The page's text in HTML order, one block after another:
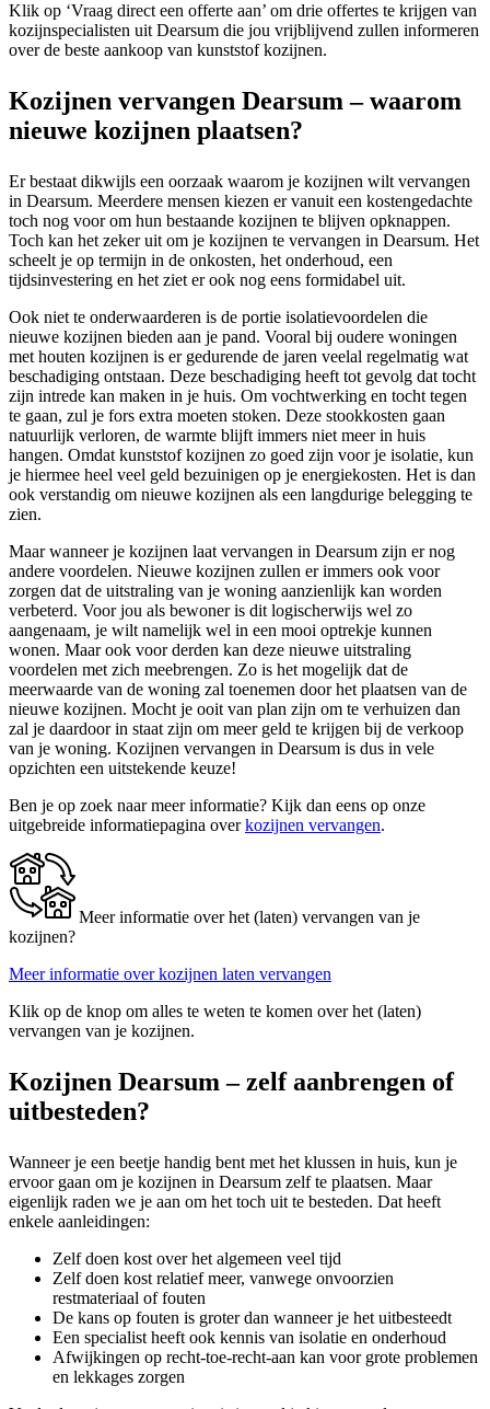
Klik op ‘Vraag direct een offerte aan’ om drie offertes te krijgen van
kozijnspecialisten uit Dearsum die jou vrijblijvend zullen informeren
over de beste aankoop van kunststof kozijnen.
Kozijnen vervangen Dearsum – waarom
nieuwe kozijnen plaatsen?
Er bestaat dikwijls een oorzaak waarom je kozijnen wilt vervangen
in Dearsum. Meerdere mensen kiezen er vanuit een kostengedachte
toch nog voor om hun bestaande kozijnen te blijven opknappen.
Toch kan het zeker uit om je kozijnen te vervangen in Dearsum. Het
scheelt je op termijn in de onkosten, het onderhoud, een
tijdsinvestering en het ziet er ook nog eens formidabel uit.
Ook niet te onderwaarderen is de portie isolatievoordelen die
nieuwe kozijnen bieden aan je pand. Vooral bij oudere woningen
met houten kozijnen is er gedurende de jaren veelal regelmatig wat
beschadiging ontstaan. Deze beschadiging heeft tot gevolg dat tocht
zijn intrede kan maken in je huis. Om vochtwerking en tocht tegen
te gaan, zul je fors extra moeten stoken. Deze stookkosten gaan
natuurlijk verloren, de warmte blijft immers niet meer in huis
hangen. Omdat kunststof kozijnen zo goed zijn voor je isolatie, kun
je hiermee heel veel geld bezuinigen op je energiekosten. Het is dan
ook verstandig om nieuwe kozijnen als een langdurige belegging te
zien.
Maar wanneer je kozijnen laat vervangen in Dearsum zijn er nog
andere voordelen. Nieuwe kozijnen zullen er immers ook voor
zorgen dat de uitstraling van je woning aanzienlijk kan worden
verbeterd. Voor jou als bewoner is dit logischerwijs wel zo
aangenaam, je wilt namelijk wel in een mooi optrekje kunnen
wonen. Maar ook voor derden kan deze nieuwe uitstraling
voordelen met zich meebrengen. Zo is het mogelijk dat de
meerwaarde van de woning zal toenemen door het plaatsen van de
nieuwe kozijnen. Mocht je ooit van plan zijn om te verhuizen dan
zal je daardoor in staat zijn om meer geld te krijgen bij de verkoop
van je woning. Kozijnen vervangen in Dearsum is dus in vele
opzichten een uitstekende keuze!
Ben je op zoek naar meer informatie? Kijk dan eens op onze
uitgebreide informatiepagina overkozijnen vervangen.
Meer informatie over het (laten) vervangen van je
kozijnen?
Meer informatie over kozijnen laten vervangen
Klik op de knop om alles te weten te komen over het (laten)
vervangen van je kozijnen.
Kozijnen Dearsum – zelf aanbrengen of
uitbesteden?
Wanneer je een beetje handig bent met het klussen in huis, kun je
ervoor gaan om je kozijnen in Dearsum zelf te plaatsen. Maar
eigenlijk raden we je aan om het toch uit te besteden. Dat heeft
enkele aanleidingen:
Zelf doen kost over het algemeen veel tijd
Zelf doen kost relatief meer, vanwege onvoorzien
restmateriaal of fouten
De kans op fouten is groter dan wanneer je het uitbesteedt
Een specialist heeft ook kennis van isolatie en onderhoud
Afwijkingen op recht-toe-recht-aan kan voor grote problemen
en lekkages zorgen